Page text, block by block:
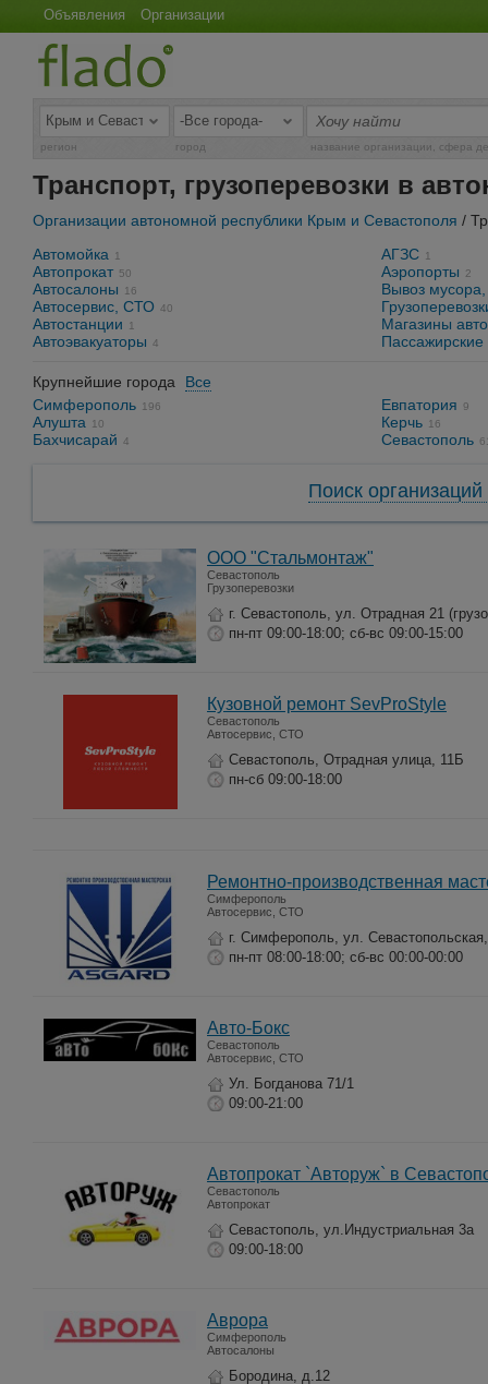
Объявления Организации
регион город название организации, сфера
Транспорт, грузоперевозки в
Организации автономной республики Крым и Севастополя /
Автомойка
1
Автопрокат 50
Автосалоны 16
Автосервис, СТО 40
Автостанции 1
Автоэвакуаторы 4
АГЗС 1
Аэропорты 2
Вывоз мусора,
Магазины
Пассажирские
Крупнейшие города
Все
Симферополь 196
Алушта 10
Бахчисарай 4
Евпатория 9
Керчь 16
Севастополь
Поиск организаций
ООО "Стальмонтаж"
Севастополь
Грузоперевозки
г. Севастополь, ул. Отрадная 21
пн-пт 09:00-18:00; сб-вс 09:00-15:00
Кузовной ремонт SevProStyle
Севастополь
Автосервис, СТО
Севастополь, Отрадная улица, 11Б
пн-сб 09:00-18:00
Ремонтно-производственная
Симферополь
Автосервис, СТО
г. Симферополь, ул.
пн-пт 08:00-18:00; сб-вс 00:00-00:00
Авто-Бокс
Севастополь
Автосервис, СТО
Ул. Богданова 71/1
09:00-21:00
Автопрокат `Авторуж` в
Севастополь
Автопрокат
Севастополь, ул.Индустриальная 3а
09:00-18:00
Аврора
Симферополь
Автосалоны
Бородина, д.12